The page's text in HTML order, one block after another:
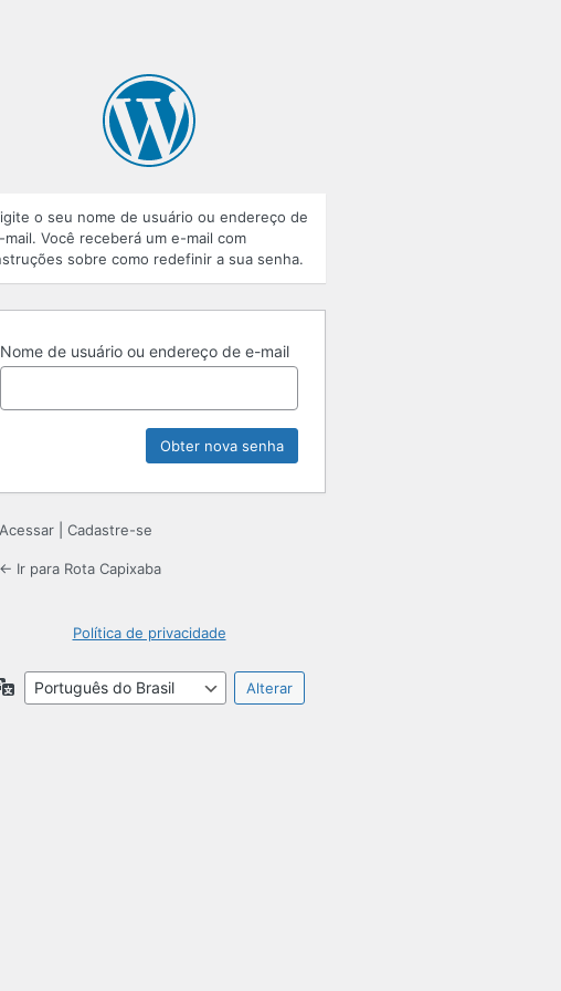
o seu nome de usuário ou endereço de
mail. Você receberá um e-mail com
sobre como redefinir a sua senha.
Nome de usuário ou endereço de e-mail
Acessar Cadastre-se
← Ir para Rota Capixaba
Política de privacidade
Idioma